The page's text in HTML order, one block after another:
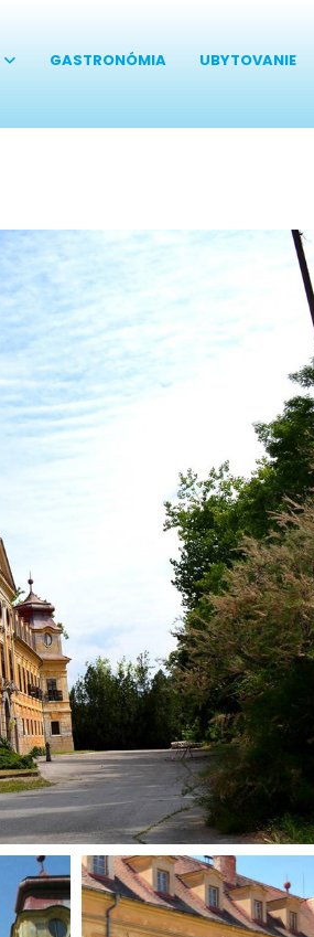
GASTRONÓMIA UBYTOVANIE